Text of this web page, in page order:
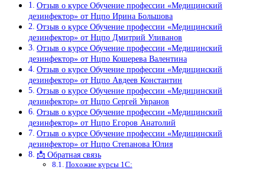
Отзыв о курсе Обучение профессии «Медицинский
дезинфектор» от Нцпо Ирина Большова
Отзыв о курсе Обучение профессии «Медицинский
дезинфектор» от Нцпо Дмитрий Уливанов
Отзыв о курсе Обучение профессии «Медицинский
дезинфектор» от Нцпо Кошерева Валентина
Отзыв о курсе Обучение профессии «Медицинский
дезинфектор» от Нцпо Авдеев Константин
Отзыв о курсе Обучение профессии «Медицинский
дезинфектор» от Нцпо Сергей Увранов
Отзыв о курсе Обучение профессии «Медицинский
дезинфектор» от Нцпо Егоров Анатолий
Отзыв о курсе Обучение профессии «Медицинский
дезинфектор» от Нцпо Степанова Юлия
📩 Обратная связь
Похожие курсы 1С: